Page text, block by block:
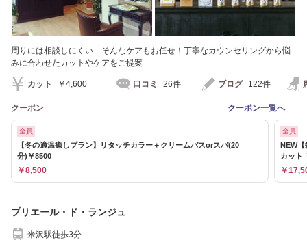
周りには相談しにくい…そんなケアもお任せ！丁寧なカウンセリングから悩
みに合わせたカットやケアをご提案
カット ￥4,600 口コミ 26件 ブログ 122件
クーポン クーポン一覧へ
全員
【冬の適温癒しプラン】リタッチカラー＋クリームバスorスパ(20
分)￥8500
￥8,500
全員
NEW
カット
￥
プリエール・ド・ランジュ
米沢駅徒歩3分